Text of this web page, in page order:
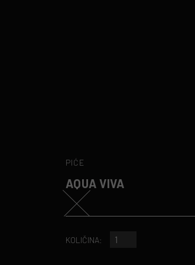
PIĆE
AQUA VIVA
KOLIČINA: